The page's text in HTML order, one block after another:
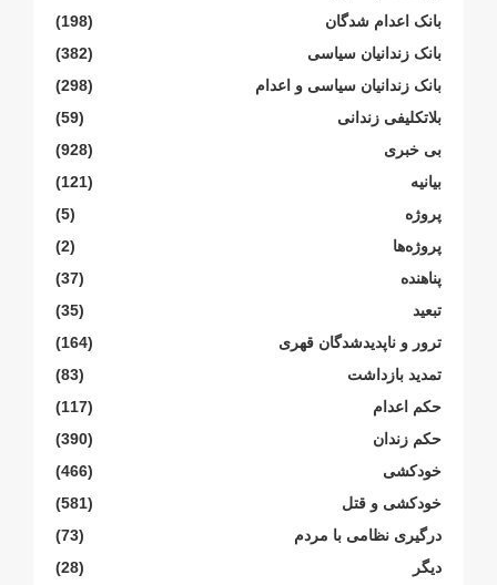
بانک اعدام شدگان
(198)
بانک زندانیان سیاسی
(382)
بانک زندانیان سیاسی و اعدام
(298)
بلاتکلیفی زندانی
(59)
بی خبری
(928)
بیانیە
(121)
پروژە
(5)
پروژەها
(2)
پناهنده
(37)
تبعید
(35)
ترور و ناپدیدشدگان قهری
(164)
تمدید بازداشت
(83)
حکم اعدام
(117)
حکم زندان
(390)
خودکشی
(466)
خودکشی و قتل
(581)
درگیری نظامی با مردم
(73)
دیگر
(28)